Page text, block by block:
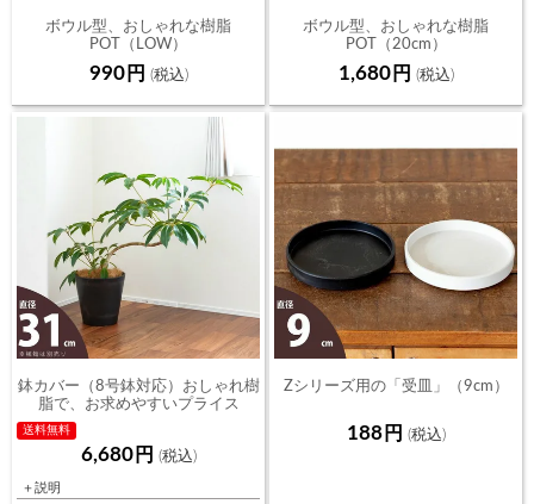
ボウル型、おしゃれな樹脂
POT（LOW）
990
ボウル型、おしゃれな樹脂
POT（20cm）
1,680
鉢カバー（8号鉢対応）おしゃれ樹
脂で、お求めやすいプライス
送料無料
6,680
＋説明
Zシリーズ用の「受皿」（9cm）
188